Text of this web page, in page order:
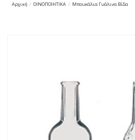
Αρχική ΟΙΝΟΠΟΙΗΤΙΚΑ Μπουκάλια Γυάλινα Βίδα